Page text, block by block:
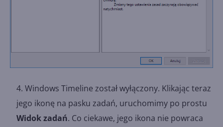
Windows Timeline został wyłączony. Klikając teraz
jego ikonę na pasku zadań, uruchomimy po prostu
Widok zadań. Co ciekawe, jego ikona nie powraca